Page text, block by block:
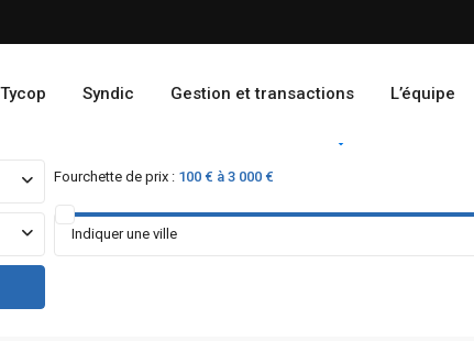
Tycop Syndic Gestion et transactions L’équipe
Fourchette de prix : 100 € à 3 000 €